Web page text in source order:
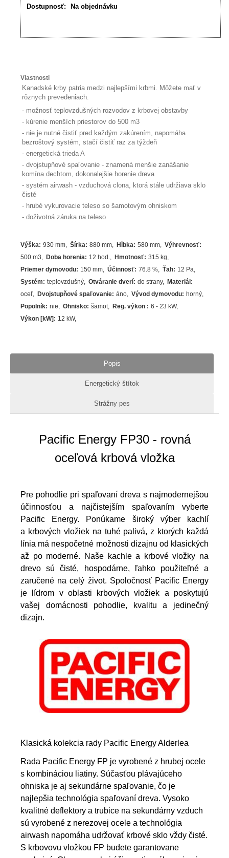
Dostupnosť: Na objednávku
Vlastnosti
Kanadské krby patria medzi najlepšími krbmi. Môžete mať v
rôznych prevedeniach.
- možnosť teplovzdušných rozvodov z krbovej obstavby
- kúrenie menších priestorov do 500 m3
- nie je nutné čistiť pred každým zakúrením, napomáha
bezroštový systém, stačí čistiť raz za týždeň
- energetická trieda A
- dvojstupňové spaľovanie - znamená menšie zanášanie
komína dechtom, dokonalejšie horenie dreva
- systém airwash - vzduchová clona, ktorá stále udržiava sklo
čisté
- hrubé vykurovacie teleso so šamotovým ohniskom
- doživotná záruka na teleso
Výška: 930 mm Šírka: 880 mm Hĺbka: 580 mm Výhrevnosť:
500 m3
Doba horenia: 12 hod. Hmotnosť: 315 kg
Priemer dymovodu: 150 mm Účinnosť: 76.8% Ťah: 12 Pa
Systém: teplovzdušný Otváranie dverí: do strany Materiál :
oceľ
Dvojstupňové spaľovanie: áno Vývod dymovodu: horný
Popolník: nie Ohnisko: šamot Reg. výkon : 6 - 23 kW
Výkon [kW] : 12 kW
Popis
Energetický štítok
Strážny pes
Pacific Energy FP30 - rovná
oceľová krbová vložka
Pre pohodlie pri spaľovaní dreva s najmodernejšou
účinnosťou a najčistejším spaľovaním vyberte
Pacific Energy. Ponúkame široký výber kachlí
a krbových vložiek na tuhé palivá, z ktorých každá
línia má nespočetné možnosti dizajnu od klasických
až po moderné. Naše kachle a krbové vložky na
drevo sú čisté, hospodárne, ľahko použiteľné a
zaručené na celý život. Spoločnosť Pacific Energy
je lídrom v oblasti krbových vložiek a poskytujú
vašej domácnosti pohodlie, kvalitu a jedinečný
dizajn.
Klasická kolekcia rady Pacific Energy Alderlea
Rada Pacific Energy FP je vyrobené z hrubej ocele
s kombináciou liatiny. Súčasťou plávajúceho
ohniska je aj sekundárne spaľovanie, čo je
najlepšia technológia spaľovaní dreva. Vysoko
kvalitné deflektory a trubice na sekundárny vzduch
sú vyrobené z nerezovej ocele a technológia
airwash napomáha udržovať krbové sklo vždy čisté.
S krbovovu vložkou FP budete garantovane